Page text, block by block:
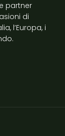
partner
di
l’Europa, i